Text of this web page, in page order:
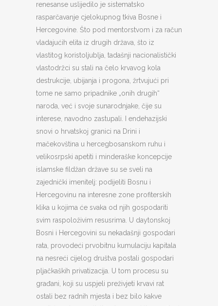
renesanse uslijedilo je sistematsko
rasparčavanje cjelokupnog tkiva Bosne i
Hercegovine. Što pod mentorstvom i za račun
vladajućih elita iz drugih država, što iz
vlastitog koristoljublja, tadašnji nacionalistički
vlastodržci su stali na čelo krvavog kola
destrukcije, ubijanja i progona, žrtvujući pri
tome ne samo pripadnike „onih drugih“
naroda, već i svoje sunarodnjake, čije su
interese, navodno zastupali. I endehazijski
snovi o hrvatskoj granici na Drini i
mačekovština u hercegbosanskom ruhu i
velikosrpski apetiti i minderaške koncepcije
islamske fildžan države su se sveli na
zajednički imenitelj: podijeliti Bosnu i
Hercegovinu na interesne zone profiterskih
klika u kojima će svaka od njih gospodariti
svim raspoloživim resusrima. U daytonskoj
Bosni i Hercegovini su nekadašnji gospodari
rata, provodeći prvobitnu kumulaciju kapitala
na nesreći cijelog društva postali gospodari
pljačkaških privatizacija. U tom procesu su
građani, koji su uspjeli preživjeti krvavi rat
ostali bez radnih mjesta i bez bilo kakve